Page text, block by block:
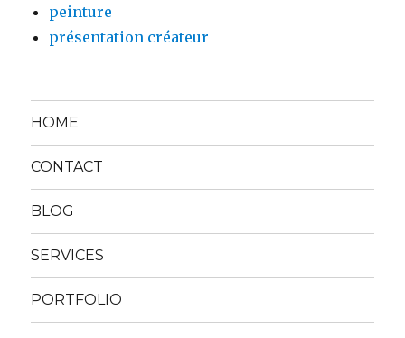
peinture
présentation créateur
HOME
CONTACT
BLOG
SERVICES
PORTFOLIO